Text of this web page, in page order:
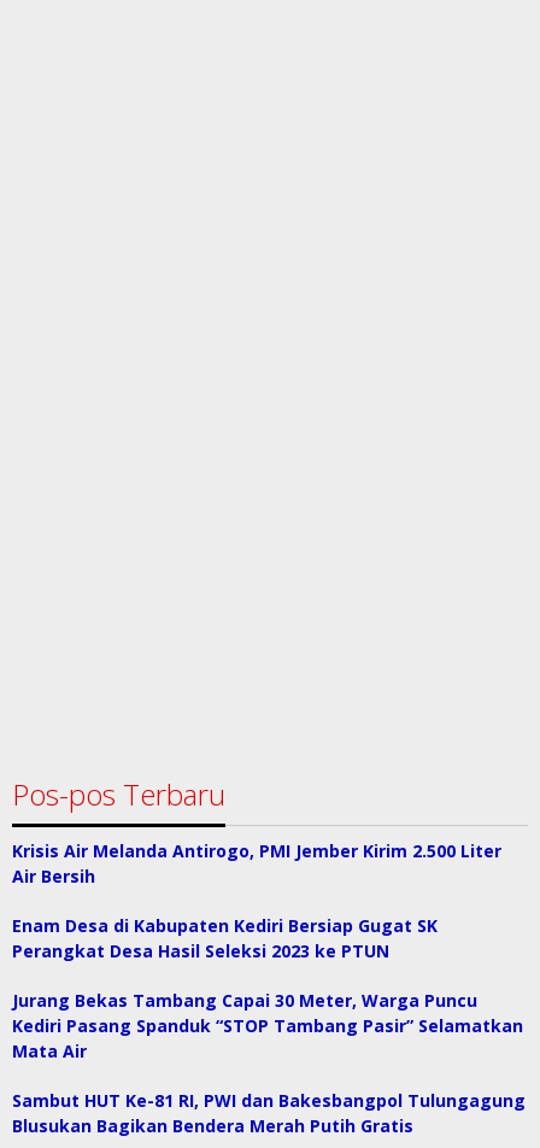
Pos-pos Terbaru
Krisis Air Melanda Antirogo, PMI Jember Kirim 2.500 Liter
Air Bersih
Enam Desa di Kabupaten Kediri Bersiap Gugat SK
Perangkat Desa Hasil Seleksi 2023 ke PTUN
Jurang Bekas Tambang Capai 30 Meter, Warga Puncu
Kediri Pasang Spanduk “STOP Tambang Pasir” Selamatkan
Mata Air
Sambut HUT Ke-81 RI, PWI dan Bakesbangpol Tulungagung
Blusukan Bagikan Bendera Merah Putih Gratis